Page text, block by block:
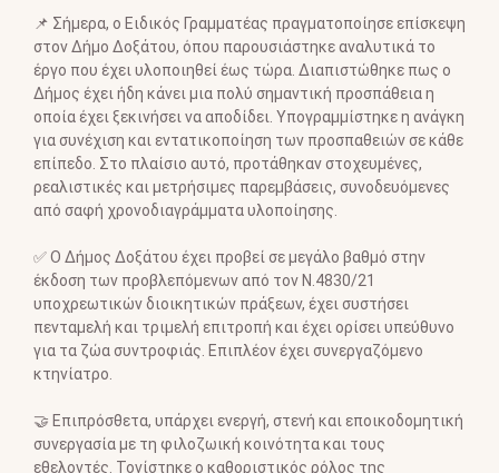
ω
γ
ή
ς
Β
ί
ν
τ
ε
📌 Σήμερα, ο Ειδικός Γραμματέας πραγματοποίησε επίσκεψη
στον Δήμο Δοξάτου, όπου παρουσιάστηκε αναλυτικά το
έργο που έχει υλοποιηθεί έως τώρα. Διαπιστώθηκε πως ο
Δήμος έχει ήδη κάνει μια πολύ σημαντική προσπάθεια η
οποία έχει ξεκινήσει να αποδίδει. Υπογραμμίστηκε η ανάγκη
για συνέχιση και εντατικοποίηση των προσπαθειών σε κάθε
επίπεδο. Στο πλαίσιο αυτό, προτάθηκαν στοχευμένες,
ρεαλιστικές και μετρήσιμες παρεμβάσεις, συνοδευόμενες
από σαφή χρονοδιαγράμματα υλοποίησης.
✅ Ο Δήμος Δοξάτου έχει προβεί σε μεγάλο βαθμό στην
έκδοση των προβλεπόμενων από τον Ν.4830/21
υποχρεωτικών διοικητικών πράξεων, έχει συστήσει
πενταμελή και τριμελή επιτροπή και έχει ορίσει υπεύθυνο
για τα ζώα συντροφιάς. Επιπλέον έχει συνεργαζόμενο
κτηνίατρο.
🤝 Επιπρόσθετα, υπάρχει ενεργή, στενή και εποικοδομητική
συνεργασία με τη φιλοζωική κοινότητα και τους
εθελοντές. Τονίστηκε ο καθοριστικός ρόλος της